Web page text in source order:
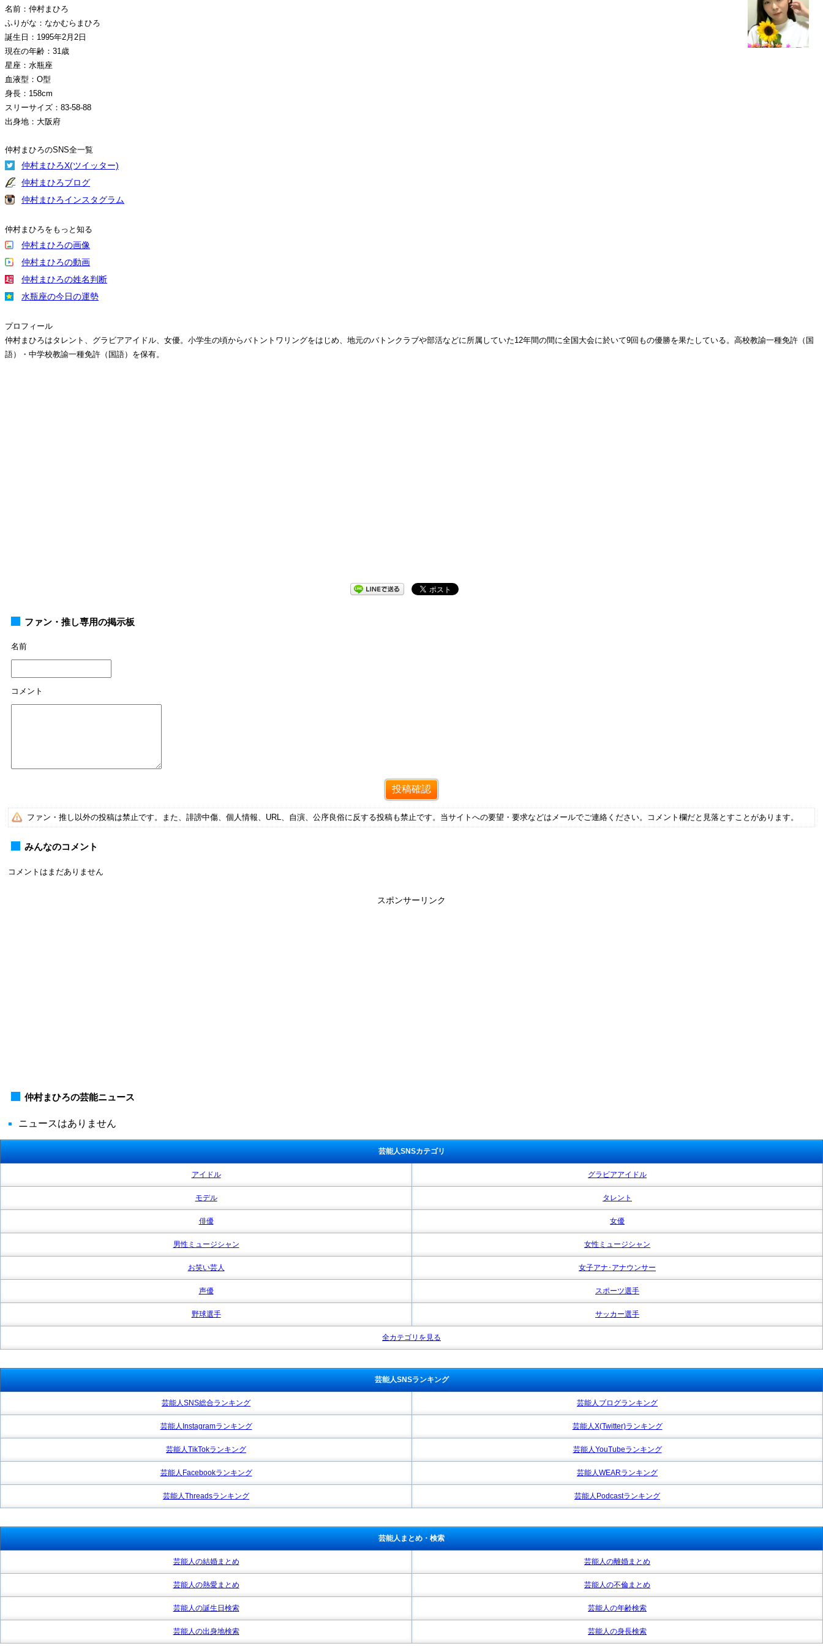
名前：仲村まひろ
ふりがな：なかむらまひろ
誕生日：1995年2月2日
現在の年齢：31歳
星座：水瓶座
血液型：O型
身長：158cm
スリーサイズ：83-58-88
出身地：大阪府
仲村まひろのSNS全一覧
仲村まひろX(ツイッター)
仲村まひろブログ
仲村まひろインスタグラム
仲村まひろをもっと知る
仲村まひろの画像
仲村まひろの動画
仲村まひろの姓名判断
水瓶座の今日の運勢
プロフィール
仲村まひろはタレント、グラビアアイドル、女優。小学生の頃からバトントワリングをはじめ、地元のバトンクラブや部活などに所属していた12年間の間に全国大会に於いて9回もの優勝を果たしている。高校教諭一種免許（国
語）・中学校教諭一種免許（国語）を保有。
ファン・推し専用の掲示板
名前
コメント
ファン・推し以外の投稿は禁止です。また、誹謗中傷、個人情報、URL、自演、公序良俗に反する投稿も禁止です。当サイトへの要望・要求などはメールでご連絡ください。コメント欄だと見落とすことがあります。
みんなのコメント
コメントはまだありません
スポンサーリンク
仲村まひろの芸能ニュース
ニュースはありません
芸能人SNSカテゴリ
アイドル グラビアアイドル
モデル タレント
俳優 女優
男性ミュージシャン 女性ミュージシャン
お笑い芸人 女子アナ･アナウンサー
声優 スポーツ選手
野球選手 サッカー選手
全カテゴリを見る
芸能人SNSランキング
芸能人SNS総合ランキング 芸能人ブログランキング
芸能人Instagramランキング 芸能人X(Twitter)ランキング
芸能人TikTokランキング 芸能人YouTubeランキング
芸能人Facebookランキング 芸能人WEARランキング
芸能人Threadsランキング 芸能人Podcastランキング
芸能人まとめ・検索
芸能人の結婚まとめ 芸能人の離婚まとめ
芸能人の熱愛まとめ 芸能人の不倫まとめ
芸能人の誕生日検索 芸能人の年齢検索
芸能人の出身地検索 芸能人の身長検索